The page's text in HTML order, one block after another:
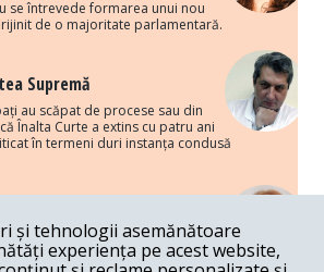
se întrevede formarea unui nou
de o majoritate parlamentară.
Supremă
au scăpat de procese sau din
Înalta Curte a extins cu patru ani
în termeni duri instanța condusă
ale haosului politic
rezista cu retorica falsă a
care, de fapt, ascunde
și tehnologii asemănătoare
experiența pe acest website,